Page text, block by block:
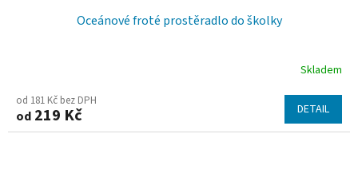
Oceánové froté prostěradlo do školky
Skladem
od 181 Kč bez DPH
od 219 Kč DETAIL